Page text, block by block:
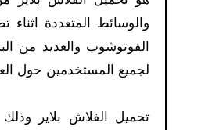
لجميع المستخدمين حول
تحميل الفلاش بلاير